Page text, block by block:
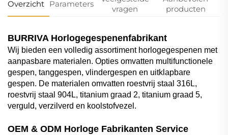
Overzicht Parameters
vragen
producten
BURRIVA Horlogegespenenfabrikant
Wij bieden een volledig assortiment horlogegespenen met
aanpasbare materialen. Opties omvatten multifunctionele
gespen, tanggespen, vlindergespen en uitklapbare
gespen. De materialen omvatten roestvrij staal 316L,
roestvrij staal 904L, titanium graad 2, titanium graad 5,
verguld, verzilverd en koolstofvezel.
OEM & ODM Horloge Fabrikanten Service